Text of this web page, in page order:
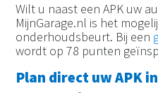
Wilt u naast een APK uw
MijnGarage.nl is het
onderhoudsbeurt. Bij een
wordt op 78 punten
Plan direct uw APK